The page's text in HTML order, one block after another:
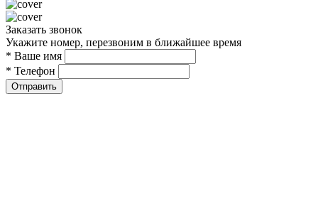
Заказать звонок
Укажите номер, перезвоним в ближайшее время
* Ваше имя
* Телефон
Отправить